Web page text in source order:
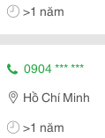
>1 năm
0904 *** ***
Hồ Chí Minh
>1 năm